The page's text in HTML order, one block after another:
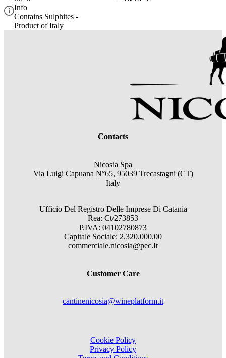
Info
Contains Sulphites -
Product of Italy
Contacts
Nicosia Spa
Via Luigi Capuana N°65, 95039 Trecastagni (CT)
Italy
Ufficio Del Registro Delle Imprese Di Catania
Rea: Ct/273853
P.IVA: 04102780873
Capitale Sociale: 2.320.000,00
commerciale.nicosia@pec.It
Customer Care
cantinenicosia@wineplatform.it
Cookie Policy
Privacy Policy